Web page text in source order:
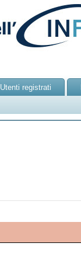
Utenti registrati